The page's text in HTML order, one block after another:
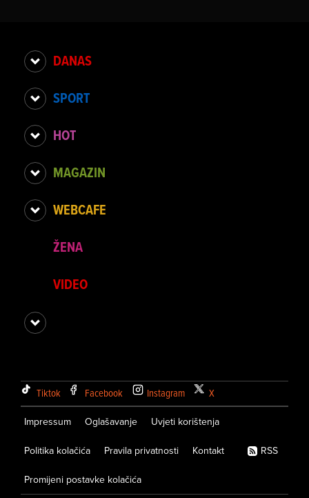
DANAS
SPORT
HOT
MAGAZIN
WEBCAFE
ŽENA
VIDEO
Tiktok Facebook Instagram X
Impressum Oglašavanje Uvjeti korištenja
Politika kolačića Pravila privatnosti Kontakt
Promijeni postavke kolačića
RSS